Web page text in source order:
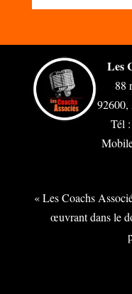
Les
88
92600,
Tél
« Les Coachs
œuvrant dans le